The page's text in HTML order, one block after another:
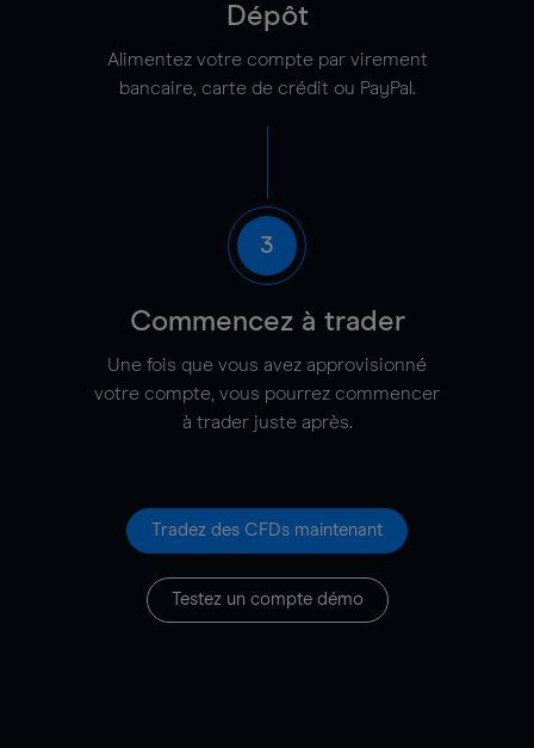
Dépôt
Alimentez votre compte par virement
bancaire, carte de crédit ou PayPal.
3
Commencez à trader
Une fois que vous avez approvisionné
votre compte, vous pourrez commencer
à trader juste après.
Tradez des CFDs maintenant
Testez un compte démo